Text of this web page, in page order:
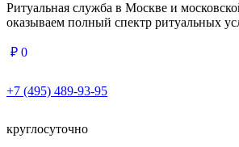
Ритуальная служба в Москве и
оказываем полный спектр ритуальных
₽ 0
+7 (495) 489-93-95
круглосуточно